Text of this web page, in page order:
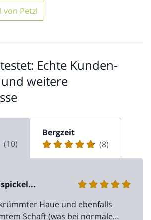
von Petzl
Echte Kunden-
weitere
(10)
Bergzeit
(8)
Haue und ebenfalls
Schaft (was bei normalen